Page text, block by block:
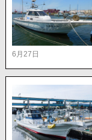
6月27日